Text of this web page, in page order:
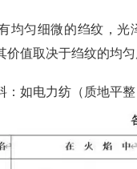
均匀细微的绉纹，
值取决于绉纹的均
：如电力纺（质地平